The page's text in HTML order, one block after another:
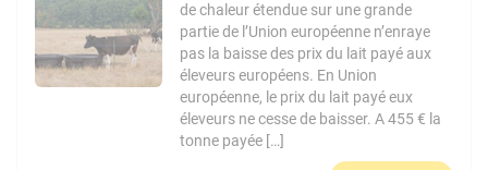
de chaleur étendue sur une grande
partie de l’Union européenne n’enraye
pas la baisse des prix du lait payé aux
éleveurs européens. En Union
européenne, le prix du lait payé eux
éleveurs ne cesse de baisser. A 455 € la
tonne payée […]